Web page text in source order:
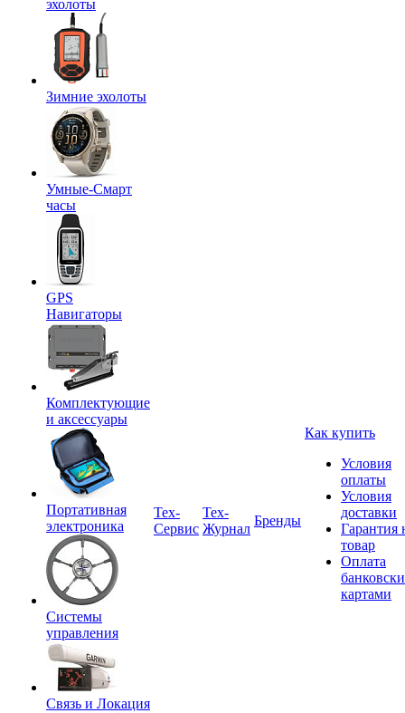
эхолоты
Зимние эхолоты
Умные-Смарт
часы
GPS
Навигаторы
Комплектующие
и аксессуары
Портативная
электроника
Системы
управления
Связь и Локация
Tex-
Сервис
Тех-
Журнал
Бренды
Как купить
Условия
оплаты
Условия
доставки
Гарантия
товар
Оплата
картами